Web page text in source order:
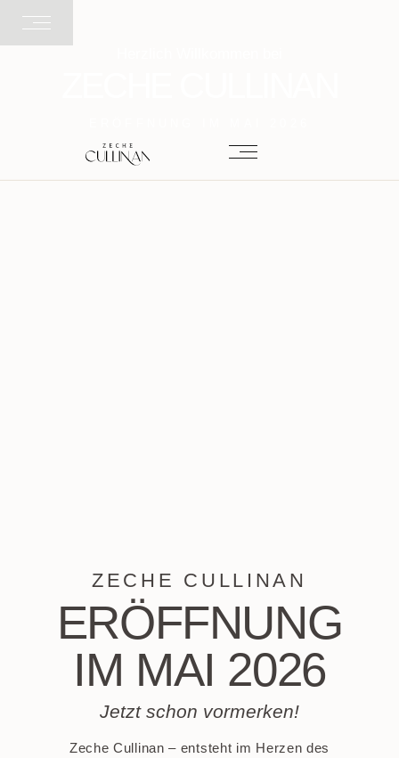
ZECHE CULLINAN
ERÖFFNUNG
IM MAI 2026
Jetzt schon vormerken!
Zeche Cullinan – entsteht im Herzen des